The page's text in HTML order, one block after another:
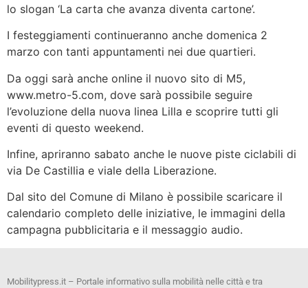
lo slogan ‘La carta che avanza diventa cartone’.
I festeggiamenti continueranno anche domenica 2
marzo con tanti appuntamenti nei due quartieri.
Da oggi sarà anche online il nuovo sito di M5,
www.metro-5.com, dove sarà possibile seguire
l’evoluzione della nuova linea Lilla e scoprire tutti gli
eventi di questo weekend.
Infine, apriranno sabato anche le nuove piste ciclabili di
via De Castillia e viale della Liberazione.
Dal sito del Comune di Milano è possibile scaricare il
calendario completo delle iniziative, le immagini della
campagna pubblicitaria e il messaggio audio.
Mobilitypress.it – Portale informativo sulla mobilità nelle città e tra